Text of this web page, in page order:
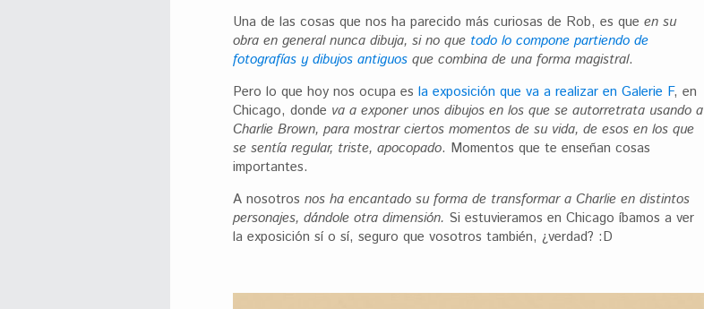
Una de las cosas que nos ha parecido más curiosas de Rob, es que en su
obra en general nunca dibuja, si no que todo lo compone partiendo de
fotografías y dibujos antiguos que combina de una forma magistral.
Pero lo que hoy nos ocupa es la exposición que va a realizar en Galerie F, en
Chicago, donde va a exponer unos dibujos en los que se autorretrata usando a
Charlie Brown, para mostrar ciertos momentos de su vida, de esos en los que
se sentía regular, triste, apocopado. Momentos que te enseñan cosas
importantes.
A nosotros nos ha encantado su forma de transformar a Charlie en distintos
personajes, dándole otra dimensión. Si estuvieramos en Chicago íbamos a ver
la exposición sí o sí, seguro que vosotros también, ¿verdad? :D